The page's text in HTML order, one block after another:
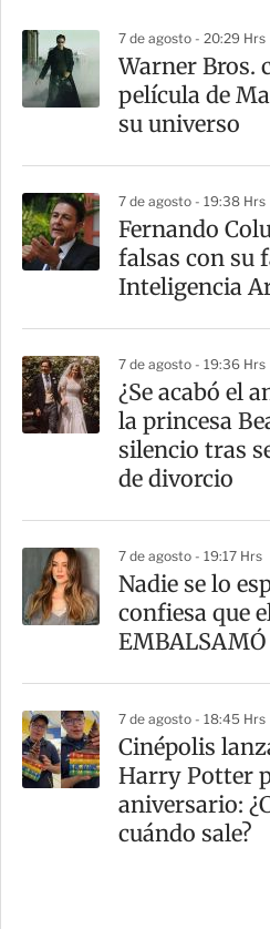
a
r
t
7 de agosto - 20:29 Hrs
Warner Bros.
película de
su universo
7 de agosto - 19:38 Hrs
Fernando
falsas con su
Inteligencia
7 de agosto - 19:36 Hrs
¿Se acabó el
la princesa
silencio tras
de divorcio
7 de agosto - 19:17 Hrs
Nadie se lo
confiesa que
7 de agosto - 18:45 Hrs
Cinépolis
Harry Potter
aniversario:
cuándo sale?